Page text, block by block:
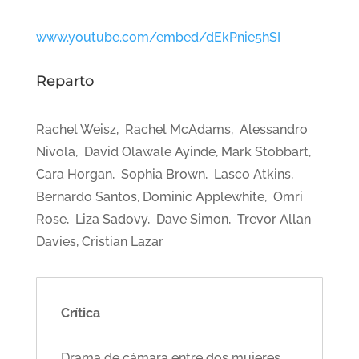
www.youtube.com/embed/dEkPnie5hSI
Reparto
Rachel Weisz, Rachel McAdams, Alessandro
Nivola, David Olawale Ayinde, Mark Stobbart,
Cara Horgan, Sophia Brown, Lasco Atkins,
Bernardo Santos, Dominic Applewhite, Omri
Rose, Liza Sadovy, Dave Simon, Trevor Allan
Davies, Cristian Lazar
Crítica